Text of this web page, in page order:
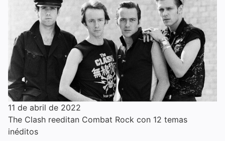
11 de abril de 2022
The Clash reeditan Combat Rock con 12 temas
inéditos